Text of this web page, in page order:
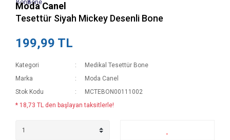
Moda Canel
Tesettür Siyah Mickey Desenli Bone
199,99 TL
Kategori
Medikal Tesettür Bone
Marka
Moda Canel
Stok Kodu
MCTEBON00111002
* 18,73 TL den başlayan taksitlerle!